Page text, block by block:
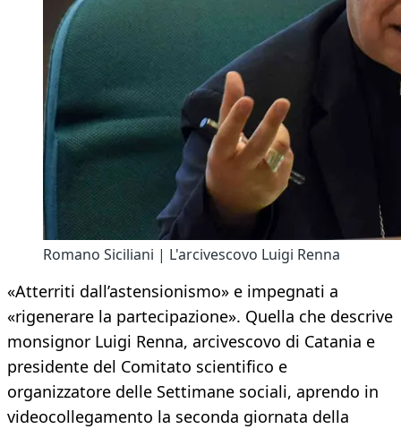
Romano Siciliani | L'arcivescovo Luigi Renna
«Atterriti dall’astensionismo» e impegnati a
«rigenerare la partecipazione». Quella che descrive
monsignor Luigi Renna, arcivescovo di Catania e
presidente del Comitato scientifico e
organizzatore delle Settimane sociali, aprendo in
videocollegamento la seconda giornata della